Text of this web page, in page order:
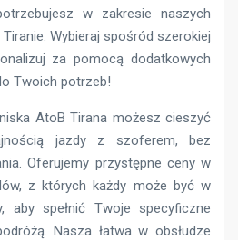
w zakresie naszych
Wybieraj spośród szerokiej
za pomocą dodatkowych
Twoich potrzeb!
AtoB Tirana możesz cieszyć
jazdy z szoferem, bez
Oferujemy przystępne ceny w
z których każdy może być w
aby spełnić Twoje specyficzne
Nasza łatwa w obsłudze